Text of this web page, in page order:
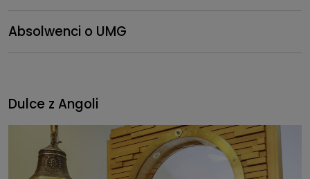
Absolwenci o UMG
Dulce z Angoli